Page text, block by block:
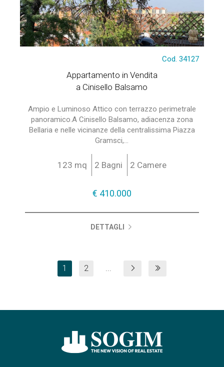
Cod. 34127
Appartamento in Vendita
a Cinisello Balsamo
Ampio e Luminoso Attico con terrazzo perimetrale
panoramico.A Cinisello Balsamo, adiacenza zona
Bellaria e nelle vicinanze della centralissima Piazza
Gramsci,...
123 mq 2 Bagni 2 Camere
€ 410.000
DETTAGLI
1 2 ...